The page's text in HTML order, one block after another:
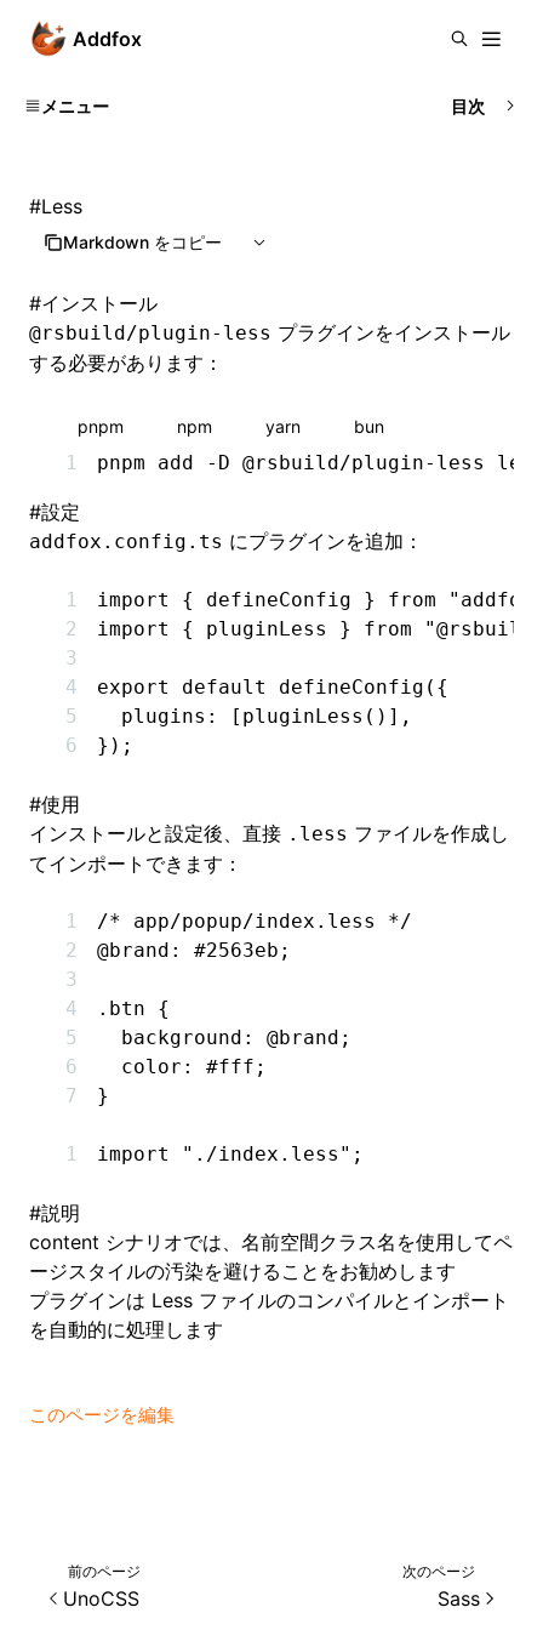
Addfox
メニュー 目次
#Less
Markdown をコピー
#インストール
@rsbuild/plugin-less プラグインをインストール
する必要があります：
pnpm npm yarn bun
pnpm add -D @rsbuild/plugin-less
#設定
addfox.config.ts にプラグインを追加：
import { defineConfig } from
import
{ pluginLess } from
export default defineConfig ({
  plugins
: [ pluginLess ()] ,
});
#使用
インストールと設定後、直接 .less ファイルを作成し
てインポートできます：
/* app/popup/index.less */
@brand : #2563eb;
.btn {
  background
: @brand ;
  color
: #fff ;
}
import "./index.less" ;
#説明
content シナリオでは、名前空間クラス名を使用してペ
ージスタイルの汚染を避けることをお勧めします
プラグインは Less ファイルのコンパイルとインポート
を自動的に処理します
このページを編集
前のページ
UnoCSS
次のページ
Sass